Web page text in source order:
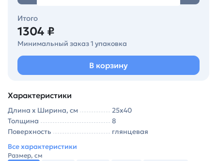
Итого
1304 ₽
Минимальный заказ 1 упаковка
В корзину
Характеристики
Длина х Ширина, см
25х40
Толщина
8
Поверхность
глянцевая
Все характеристики
Размер, см